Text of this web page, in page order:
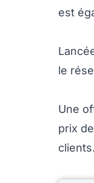
est
le
Une
prix
clients.